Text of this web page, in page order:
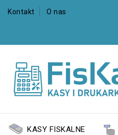
Kontakt O nas
KASY FISKALNE